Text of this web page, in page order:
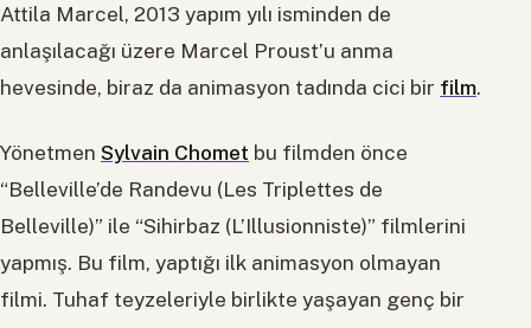
Attila Marcel, 2013 yapım yılı isminden de
anlaşılacağı üzere Marcel Proust’u anma
hevesinde, biraz da animasyon tadında cici bir film.
Yönetmen Sylvain Chomet bu filmden önce
“Belleville’de Randevu (Les Triplettes de
Belleville)” ile “Sihirbaz (L’Illusionniste)” filmlerini
yapmış. Bu film, yaptığı ilk animasyon olmayan
filmi. Tuhaf teyzeleriyle birlikte yaşayan genç bir